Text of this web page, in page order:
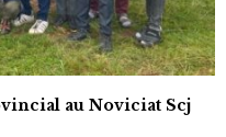
au Noviciat Scj